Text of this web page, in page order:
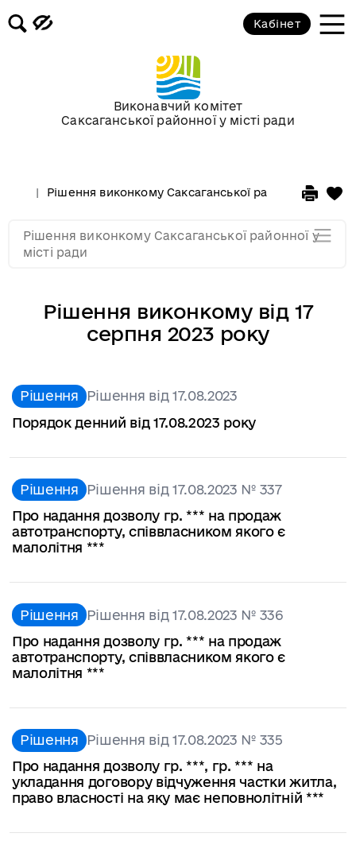
Виконавчий комітет
Саксаганської районної у місті ради
Кабінет
Рішення виконкому Саксаганської районної у місті
Рішення виконкому від 17
серпня 2023 року
Рішення Рішення від 17.08.2023
Порядок денний від 17.08.2023 року
Рішення Рішення від 17.08.2023 № 337
Про надання дозволу гр. *** на продаж
автотранспорту, співвласником якого є
малолітня ***
Рішення Рішення від 17.08.2023 № 336
Про надання дозволу гр. *** на продаж
автотранспорту, співвласником якого є
малолітня ***
Рішення Рішення від 17.08.2023 № 335
Про надання дозволу гр. ***, гр. *** на
укладання договору відчуження частки житла,
право власності на яку має неповнолітній ***
Рішення виконкому Саксаганської районної у
місті ради
Засідання за 2015 рік
Засідання за 2014 рік
Засідання за 2013 рік
Засідання за 2011
Засідання за 2010